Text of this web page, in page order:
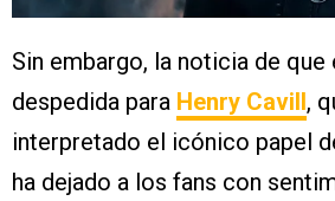
Sin embargo, la noticia de que
despedida para Henry Cavill,
interpretado el icónico papel
ha dejado a los fans con